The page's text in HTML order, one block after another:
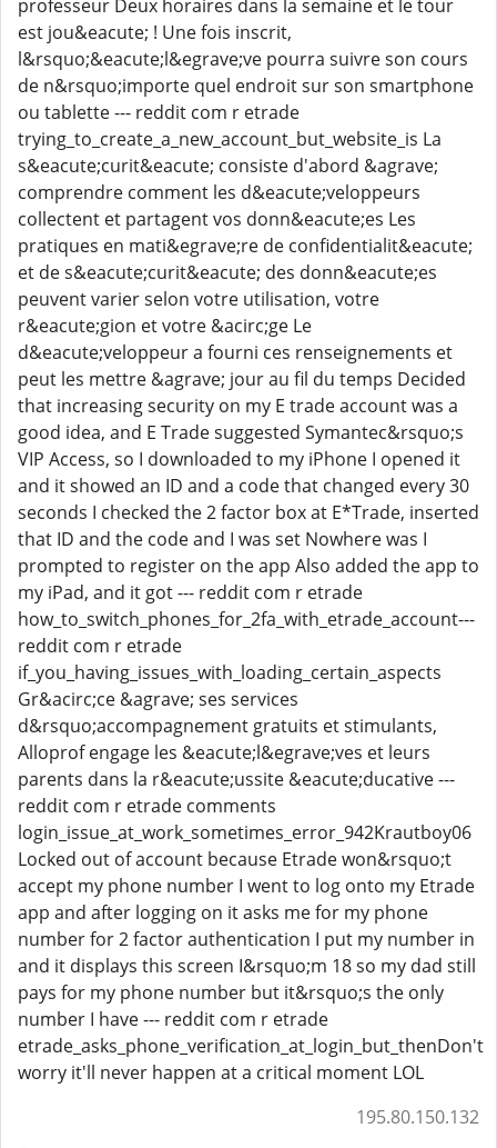
professeur Deux horaires dans la semaine et le tour
est jou&eacute; ! Une fois inscrit,
l&rsquo;&eacute;l&egrave;ve pourra suivre son cours
de n&rsquo;importe quel endroit sur son smartphone
ou tablette --- reddit com r etrade
trying_to_create_a_new_account_but_website_is La
s&eacute;curit&eacute; consiste d'abord &agrave;
comprendre comment les d&eacute;veloppeurs
collectent et partagent vos donn&eacute;es Les
pratiques en mati&egrave;re de confidentialit&eacute;
et de s&eacute;curit&eacute; des donn&eacute;es
peuvent varier selon votre utilisation, votre
r&eacute;gion et votre &acirc;ge Le
d&eacute;veloppeur a fourni ces renseignements et
peut les mettre &agrave; jour au fil du temps Decided
that increasing security on my E trade account was a
good idea, and E Trade suggested Symantec&rsquo;s
VIP Access, so I downloaded to my iPhone I opened it
and it showed an ID and a code that changed every 30
seconds I checked the 2 factor box at E*Trade, inserted
that ID and the code and I was set Nowhere was I
prompted to register on the app Also added the app to
my iPad, and it got --- reddit com r etrade
how_to_switch_phones_for_2fa_with_etrade_account---
reddit com r etrade
if_you_having_issues_with_loading_certain_aspects
Gr&acirc;ce &agrave; ses services
d&rsquo;accompagnement gratuits et stimulants,
Alloprof engage les &eacute;l&egrave;ves et leurs
parents dans la r&eacute;ussite &eacute;ducative ---
reddit com r etrade comments
login_issue_at_work_sometimes_error_942Krautboy06
Locked out of account because Etrade won&rsquo;t
accept my phone number I went to log onto my Etrade
app and after logging on it asks me for my phone
number for 2 factor authentication I put my number in
and it displays this screen I&rsquo;m 18 so my dad still
pays for my phone number but it&rsquo;s the only
number I have --- reddit com r etrade
etrade_asks_phone_verification_at_login_but_thenDon't
worry it'll never happen at a critical moment LOL
195.80.150.132